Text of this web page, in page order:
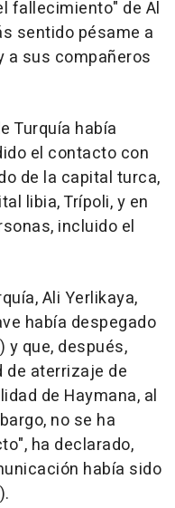
fallecimiento" de Al
sentido pésame a
sus compañeros
Turquía había
el contacto con
de la capital turca,
libia, Trípoli, y en
incluido el
Ali Yerlikaya,
había despegado
y que, después,
de aterrizaje de
de Haymana, al
no se ha
ha declarado,
había sido